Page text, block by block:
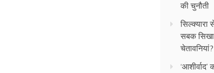
की चुनौती
सिल्क्यारा
सबक सिखा
चेतावनियां?
‘आशीर्वाद’